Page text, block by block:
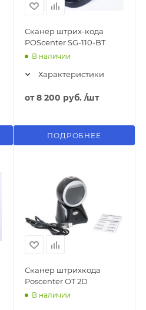
Сканер штрих-кода
POScenter SG-110-BT
В наличии
Характеристики
от8 200 руб. /шт
ПОДРОБНЕЕ
Сканер штрихкода
Poscenter OT 2D
В наличии